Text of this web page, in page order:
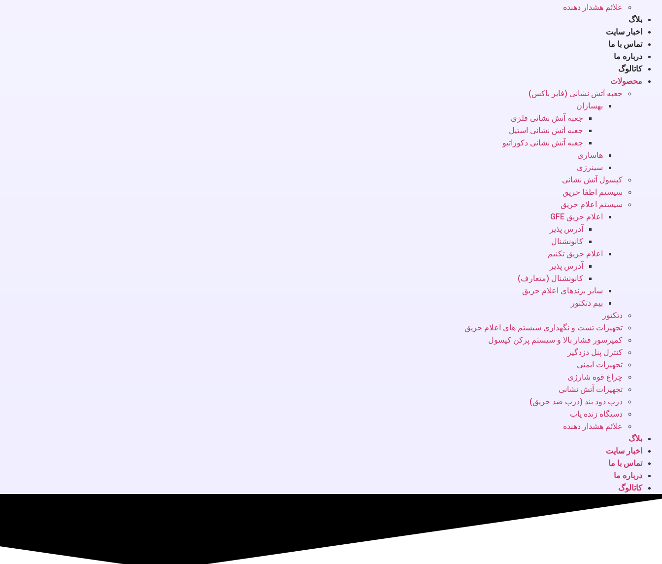
علائم هشدار دهنده
بلاگ
اخبار سایت
تماس با ما
درباره ما
کاتالوگ
محصولات
جعبه آتش نشانی (فایر باکس)
بهسازان
جعبه آتش نشانی فلزی
جعبه آتش نشانی استیل
جعبه آتش نشانی دکوراتیو
هاساری
سینرژی
کپسول آتش نشانی
سیستم اطفا حریق
سیستم اعلام حریق
اعلام حریق GFE
آدرس پذیر
کانونشنال
اعلام حریق تکنیم
آدرس پذیر
کانونشنال (متعارف)
سایر برندهای اعلام حریق
بیم دتکتور
دتکتور
تجهیزات تست و نگهداری سیستم های اعلام حریق
کمپرسور فشار بالا و سیستم پرکن کپسول
کنترل پنل دزدگیر
تجهیزات ایمنی
چراغ قوه شارژی
تجهیزات آتش نشانی
درب دود بند (درب ضد حریق)
دستگاه زنده یاب
علائم هشدار دهنده
بلاگ
اخبار سایت
تماس با ما
درباره ما
کاتالوگ